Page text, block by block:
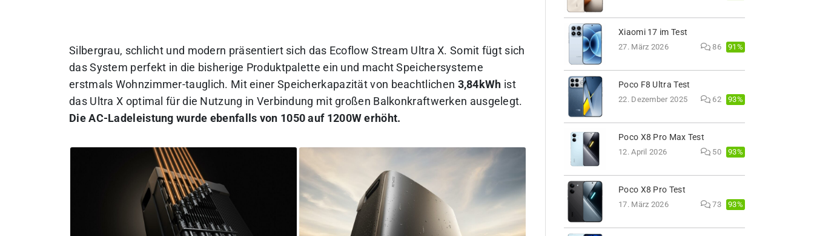
Silbergrau, schlicht und modern präsentiert sich das Ecoflow Stream Ultra X. Somit fügt sich
das System perfekt in die bisherige Produktpalette ein und macht Speichersysteme
erstmals Wohnzimmer-tauglich. Mit einer Speicherkapazität von beachtlichen 3,84kWh ist
das Ultra X optimal für die Nutzung in Verbindung mit großen Balkonkraftwerken ausgelegt.
Die AC-Ladeleistung wurde ebenfalls von 1050 auf 1200W erhöht.
Xiaomi 17 im Test
27. März 2026 86 91%
Poco F8 Ultra Test
22. Dezember 2025 62 93%
Poco X8 Pro Max Test
12. April 2026 50 93%
Poco X8 Pro Test
17. März 2026 73 93%